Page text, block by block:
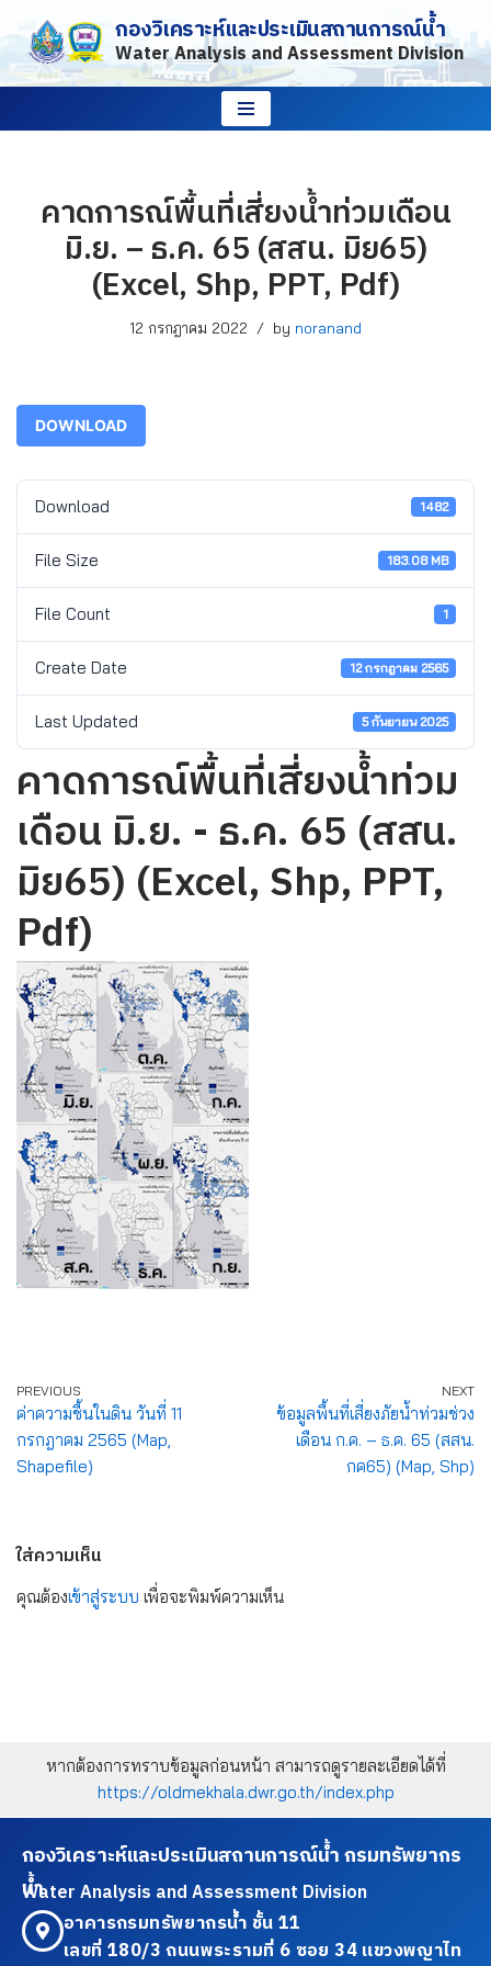
Skip
to
กองวิเคราะห์และประเมินสถานการณ์น้ำ
Water Analysis and Assessment Division
คาดการณ์พื้นที่เสี่ยงน้ำท่วมเดือน
มิ.ย. – ธ.ค. 65 (สสน. มิย65)
(Excel, Shp, PPT, Pdf)
12 กรกฎาคม 2022 by noranand
DOWNLOAD
Download 1482
File Size 183.08 MB
File Count 1
Create Date 12 กรกฎาคม 2565
Last Updated 5 กันยายน 2025
คาดการณ์พื้นที่เสี่ยงน้ำท่วม
เดือน มิ.ย. - ธ.ค. 65 (สสน.
มิย65) (Excel, Shp, PPT,
Pdf)
PREVIOUS
ค่าความชื้นในดิน วันที่ 11
กรกฎาคม 2565 (Map,
Shapefile)
NEXT
ข้อมูลพื้นที่เสี่ยงภัยน้ำท่วมช่วง
เดือน ก.ค. – ธ.ค. 65 (สสน.
กค65) (Map, Shp)
ใส่ความเห็น
คุณต้องเข้าสู่ระบบ เพื่อจะพิมพ์ความเห็น
หากต้องการทราบข้อมูลก่อนหน้า สามารถดูรายละเอียดได้ที่
https://oldmekhala.dwr.go.th/index.php
กองวิเคราะห์และประเมินสถานการณ์น้ำ กรมทรัพยากร
น้ำ
Water Analysis and Assessment Division
อาคารกรมทรัพยากรน้ำ ชั้น 11
เลขที่ 180/3 ถนนพระรามที่ 6 ซอย 34 แขวงพญาไท